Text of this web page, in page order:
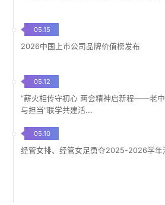
05.15
2026中国上市公司品牌价值榜发布
05.12
“薪火相传守初心 两会精神启新程——老
与担当”联学共建活...
05.10
经管女排、经管女足勇夺2025-2026学年